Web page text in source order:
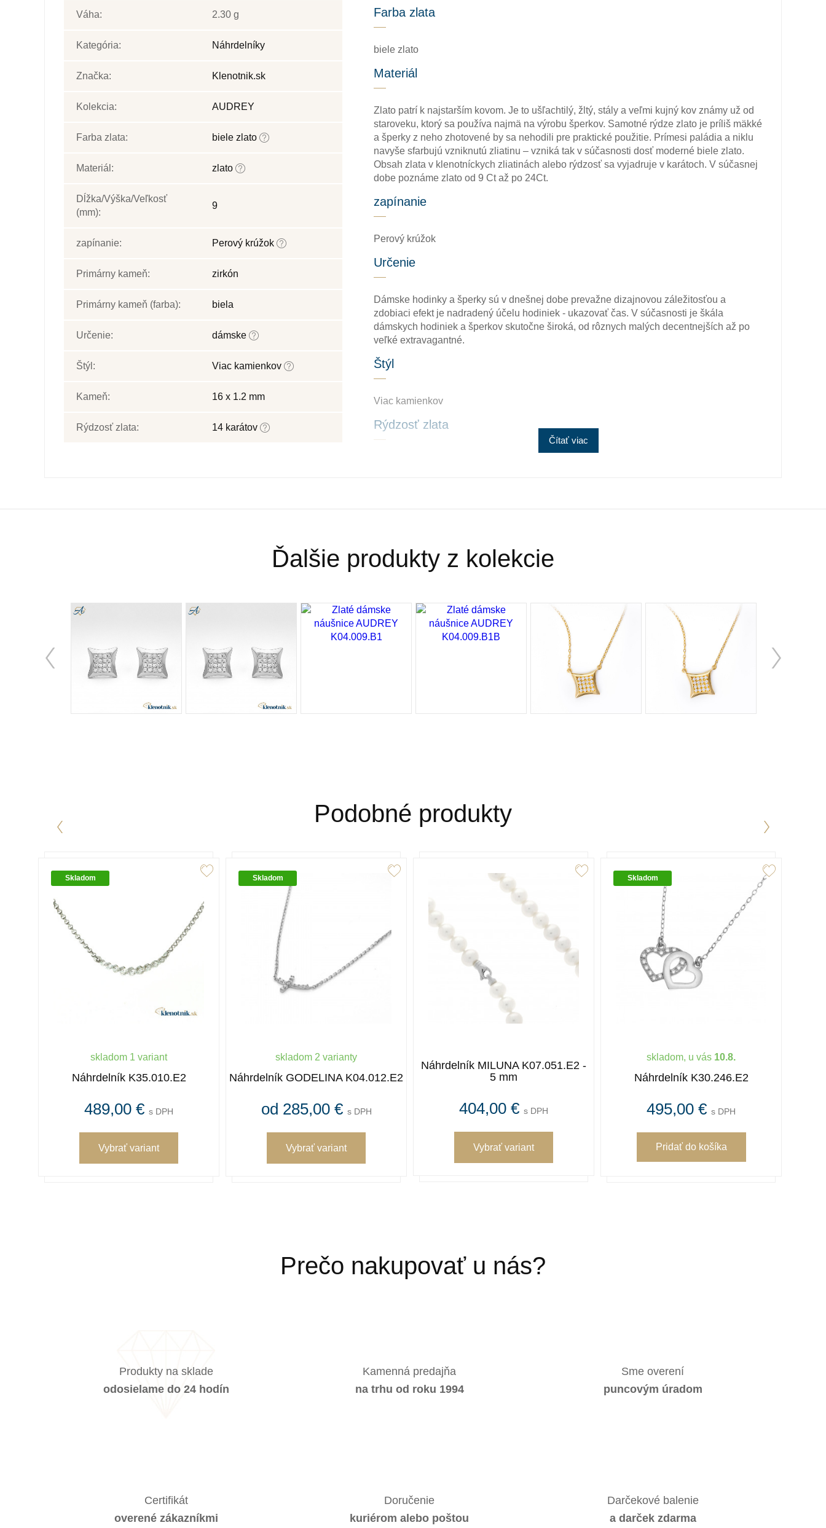
Váha: 2.30 g
Kategória: Náhrdelníky
Značka: Klenotnik.sk
Kolekcia: AUDREY
Farba zlata: biele zlato
Materiál: zlato
Dĺžka/Výška/Veľkosť
(mm):
9
zapínanie: Perový krúžok
Primárny kameň: zirkón
Primárny kameň (farba): biela
Určenie: dámske
Štýl: Viac kamienkov
Kameň: 16 x 1.2 mm
Rýdzosť zlata: 14 karátov
Farba zlata
biele zlato
Materiál
Zlato patrí k najstarším kovom. Je to ušľachtilý, žltý, stály a veľmi kujný kov známy už od
staroveku, ktorý sa používa najmä na výrobu šperkov. Samotné rýdze zlato je príliš mäkké
a šperky z neho zhotovené by sa nehodili pre praktické použitie. Prímesi paládia a niklu
navyše sfarbujú vzniknutú zliatinu – vzniká tak v súčasnosti dosť moderné biele zlato.
Obsah zlata v klenotníckych zliatinách alebo rýdzosť sa vyjadruje v karátoch. V súčasnej
dobe poznáme zlato od 9 Ct až po 24Ct.
zapínanie
Perový krúžok
Určenie
Dámske hodinky a šperky sú v dnešnej dobe prevažne dizajnovou záležitosťou a
zdobiaci efekt je nadradený účelu hodiniek - ukazovať čas. V súčasnosti je škála
dámskych hodiniek a šperkov skutočne široká, od rôznych malých decentnejších až po
veľké extravagantné.
Štýl
Viac kamienkov
Rýdzosť zlata
Čítať viac
Ďalšie produkty z kolekcie
Podobné produkty
Skladom
skladom 1 variant
Náhrdelník K35.010.E2
489,00 € s DPH
Vybrať variant
Skladom
skladom 2 varianty
Náhrdelník GODELINA K04.012.E2
od 285,00 € s DPH
Vybrať variant
Náhrdelník MILUNA K07.051.E2 -
5 mm
404,00 € s DPH
Vybrať variant
Skladom
skladom, u vás 10.8.
Náhrdelník K30.246.E2
495,00 € s DPH
Pridaťdo košíka
Prečo nakupovať u nás?
Produkty na sklade
odosielame do 24 hodín
Kamenná predajňa
na trhu od roku 1994
Sme overení
puncovým úradom
Certifikát
overené zákazníkmi
Doručenie
kuriérom alebo poštou
Darčekové balenie
a darček zdarma